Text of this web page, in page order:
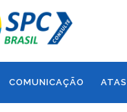
COMUNICAÇÃO